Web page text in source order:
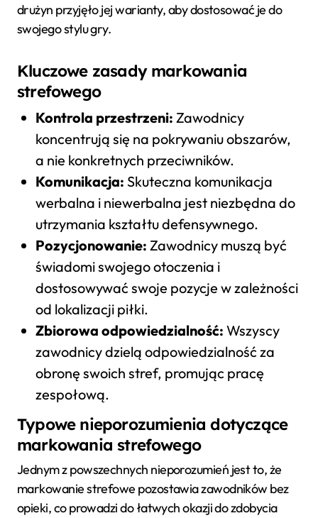
drużyn przyjęło jej warianty, aby dostosować je do
swojego stylu gry.
Kluczowe zasady markowania
strefowego
Kontrola przestrzeni: Zawodnicy
koncentrują się na pokrywaniu obszarów,
a nie konkretnych przeciwników.
Komunikacja: Skuteczna komunikacja
werbalna i niewerbalna jest niezbędna do
utrzymania kształtu defensywnego.
Pozycjonowanie: Zawodnicy muszą być
świadomi swojego otoczenia i
dostosowywać swoje pozycje w zależności
od lokalizacji piłki.
Zbiorowa odpowiedzialność: Wszyscy
zawodnicy dzielą odpowiedzialność za
obronę swoich stref, promując pracę
zespołową.
Typowe nieporozumienia dotyczące
markowania strefowego
Jednym z powszechnych nieporozumień jest to, że
markowanie strefowe pozostawia zawodników bez
opieki, co prowadzi do łatwych okazji do zdobycia